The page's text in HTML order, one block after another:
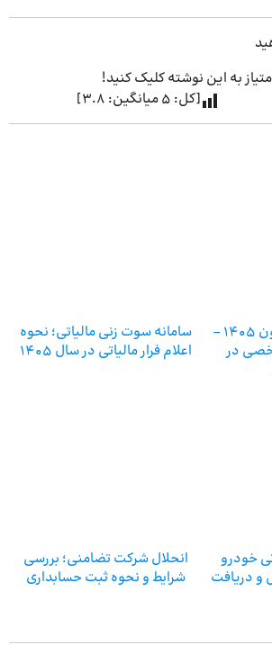
به این نوشته کلیک کنید!
[کل: 5میانگین: 3.8
]
انواع مرخصی در قانون 1405 –
در
سامانه سوت زنی مالیاتی؛ نحوه
اعلام فرار مالیاتی در سال ۱۴۰۵
خودرو
و دریافت
انحلال شرکت تضامنی؛ بررسی
شرایط و نحوه ثبت حسابداری